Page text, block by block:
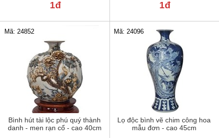
1đ 1đ
Bình hút tài lộc phú quý thành
danh - men rạn cổ - cao 40cm
Mã: 24852
Lọ độc bình vẽ chim công hoa
mẫu đơn - cao 45cm
Mã: 24096